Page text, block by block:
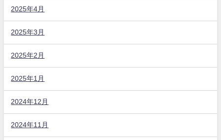
2025年4月
2025年3月
2025年2月
2025年1月
2024年12月
2024年11月